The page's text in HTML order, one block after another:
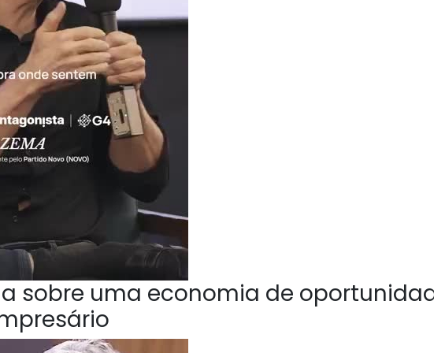
sobre uma economia de